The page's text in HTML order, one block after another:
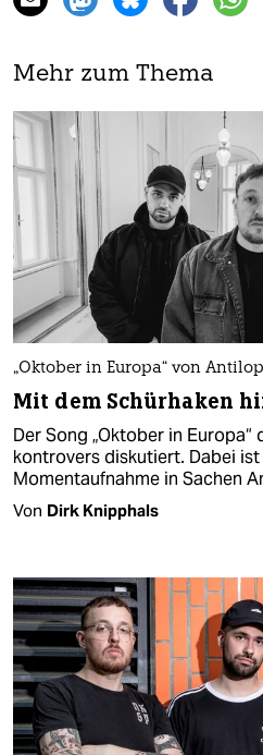
Mehr zum Thema
„Oktober in Europa“ von
Mit dem Schürhaken
Der Song „Oktober in
kontrovers diskutiert. Dabei
Momentaufnahme in Sachen
Von Dirk Knipphals